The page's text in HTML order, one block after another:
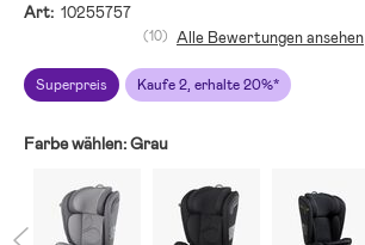
Art: 10255757
Superpreis Kaufe 2, erhalte 20%*
(10) Alle Bewertungen ansehen
Farbe wählen:Grau